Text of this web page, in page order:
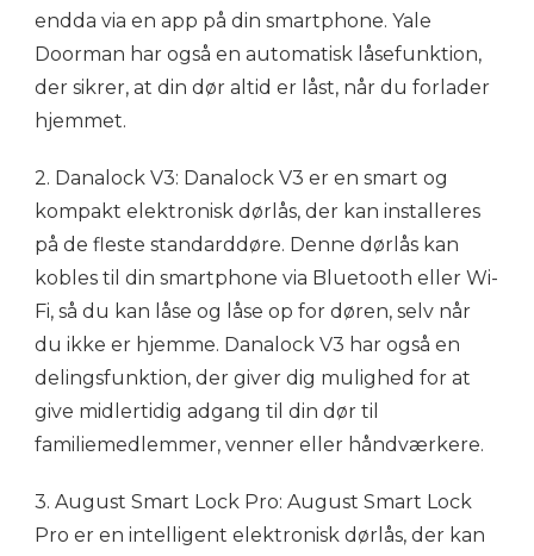
endda via en app på din smartphone. Yale
Doorman har også en automatisk låsefunktion,
der sikrer, at din dør altid er låst, når du forlader
hjemmet.
2. Danalock V3: Danalock V3 er en smart og
kompakt elektronisk dørlås, der kan installeres
på de fleste standarddøre. Denne dørlås kan
kobles til din smartphone via Bluetooth eller Wi-
Fi, så du kan låse og låse op for døren, selv når
du ikke er hjemme. Danalock V3 har også en
delingsfunktion, der giver dig mulighed for at
give midlertidig adgang til din dør til
familiemedlemmer, venner eller håndværkere.
3. August Smart Lock Pro: August Smart Lock
Pro er en intelligent elektronisk dørlås, der kan